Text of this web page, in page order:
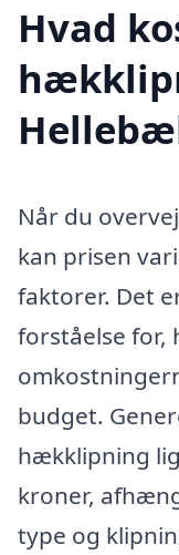
Hvad
Når du
kan prisen
faktorer. Det
forståelse for,
budget.
hækklipning
kroner,
type og